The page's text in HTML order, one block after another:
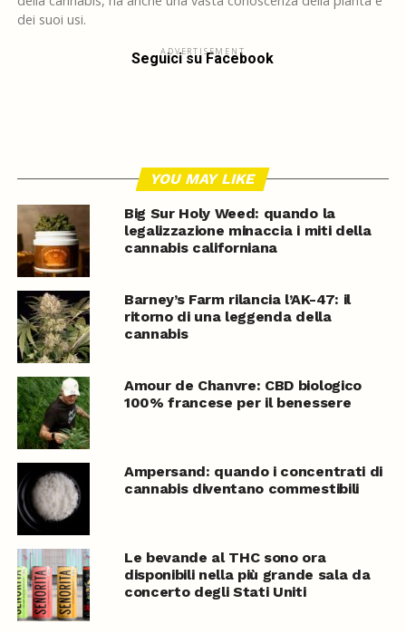
dei suoi usi.
ADVERTISEMENT
Seguici su Facebook
YOU MAY LIKE
Big Sur Holy Weed: quando la
legalizzazione minaccia i miti della
cannabis californiana
Barney’s Farm rilancia l’AK-47: il
ritorno di una leggenda della
cannabis
Amour de Chanvre: CBD biologico
100% francese per il benessere
Ampersand: quando i concentrati di
cannabis diventano commestibili
Le bevande al THC sono ora
disponibili nella più grande sala da
concerto degli Stati Uniti